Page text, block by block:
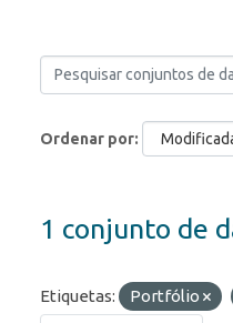
Ordenar por
1 conjunto de
Etiquetas: Portfólio